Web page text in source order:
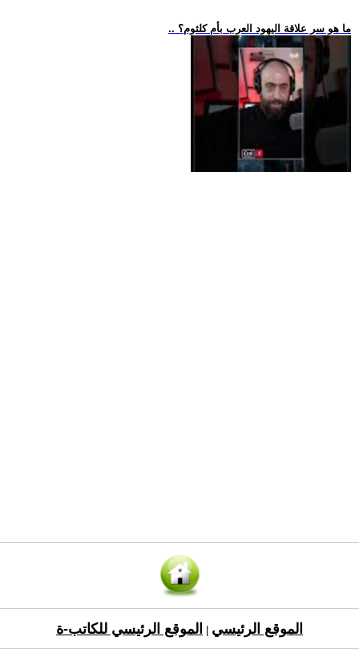
.. ما هو سر علاقة اليهود العرب بأم كلثوم؟
الموقع الرئيسي الموقع الرئيسي للكاتب-ة